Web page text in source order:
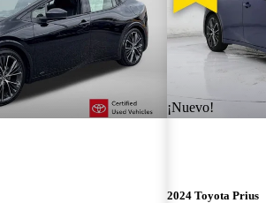
¡Nuevo!
2024 Toyota Prius